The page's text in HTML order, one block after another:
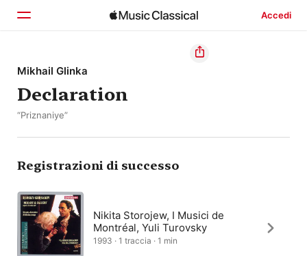
Accedi
Home
Scopri
Mikhail Glinka
Declaration
“Priznaniye”
Registrazioni di successo
Nikita Storojew, I Musici de
Montréal, Yuli Turovsky
1993 · 1 traccia · 1 min